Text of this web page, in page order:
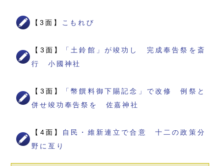
【3面】 こもれび
【3面】
「土鈴館」が竣功し 完成奉告祭を斎
行 小國神社
【3面】
「幣饌料御下賜記念」で改修 例祭と
併せ竣功奉告祭を 佐嘉神社
【4面】
自民・維新連立で合意 十二の政策分
野に亙り